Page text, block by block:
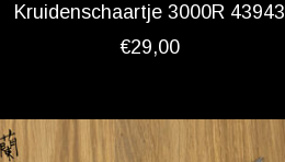
Kruidenschaartje 3000R 43943
€29,00